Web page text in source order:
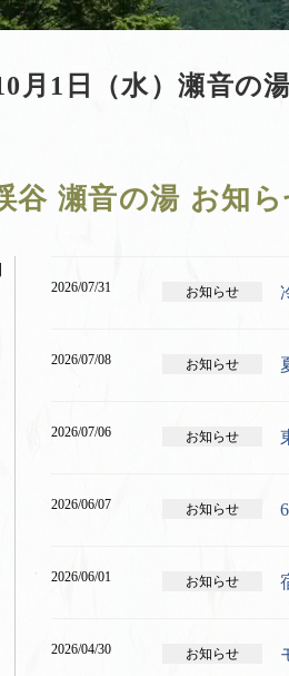
月1日（水）瀬音の
谷 瀬音の湯 お知ら
2026/07/31 お知らせ
2026/07/08 お知らせ
2026/07/06 お知らせ
2026/06/07 お知らせ
2026/06/01 お知らせ
2026/04/30 お知らせ